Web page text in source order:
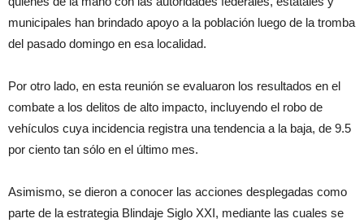
municipales han brindado apoyo a la población luego de la tromba
del pasado domingo en esa localidad.
Por otro lado, en esta reunión se evaluaron los resultados en el
combate a los delitos de alto impacto, incluyendo el robo de
vehículos cuya incidencia registra una tendencia a la baja, de 9.5
por ciento tan sólo en el último mes.
Asimismo, se dieron a conocer las acciones desplegadas como
parte de la estrategia Blindaje Siglo XXI, mediante las cuales se